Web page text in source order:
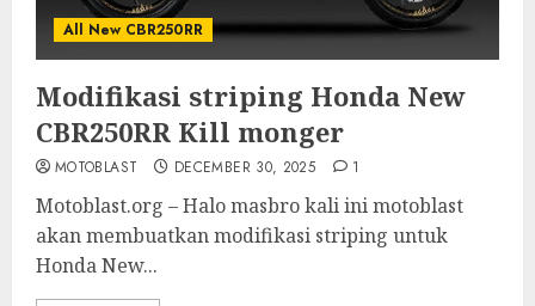
All New CBR250RR
Modifikasi striping Honda New
CBR250RR Kill monger
MOTOBLAST DECEMBER 30, 2025 1
Motoblast.org – Halo masbro kali ini motoblast
akan membuatkan modifikasi striping untuk
Honda New...